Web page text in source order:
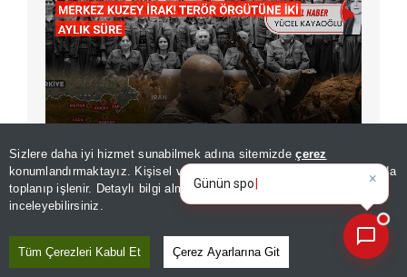
Sizlere daha iyi hizmet sunabilmek adına sitemizdeçerez
konumlandırmaktayız. Kişisel verileriniz, KVKK ve GDPR kapsamında
toplanıp işlenir. Detaylı bilgi almak içinAydınlatma Metnimizi
inceleyebilirsiniz.
Tüm Çerezleri Kabul Et Çerez Ayarlarına Git
ÖNERİLEN HABERLER
DÜNYA
Günün spor, gündem ve
ekonomi gelişmelerini analiz
edin!